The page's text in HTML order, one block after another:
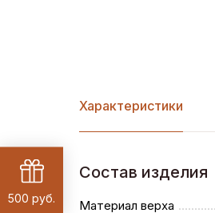
Характеристики
Состав изделия
Материал верха
500 руб.